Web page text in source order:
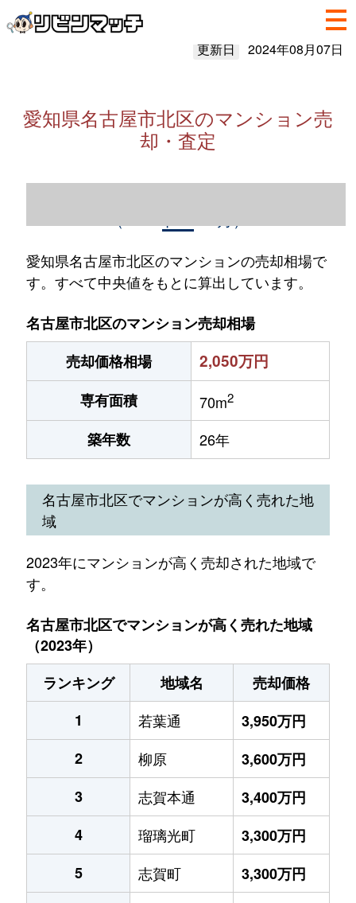
更新日 2024年08月07日
愛知県名古屋市北区のマンション売
却・査定
愛知県名古屋市北区のマンションの売却相場で
す。すべて中央値をもとに算出しています。
名古屋市北区のマンション売却相場
売却価格相場
2,050万円
専有面積 70m2
築年数 26年
名古屋市北区でマンションが高く売れた地
域
2023年にマンションが高く売却された地域で
す。
名古屋市北区でマンションが高く売れた地域
（2023年）
ランキング
地域名
売却価格
1
若葉通
3,950万円
2
柳原
3,600万円
3
志賀本通
3,400万円
4
瑠璃光町
3,300万円
5
志賀町
3,300万円